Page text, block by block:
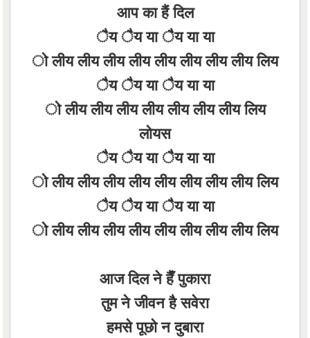
आप का हैं दिल
ैय ैय या ैय या या
ो लीय लीय लीय लीय लीय लीय लीय लीय लिय
ैय ैय या ैय या या
ो लीय लीय लीय लीय लीय लीय लीय लिय
लोयस
ैय ैय या ैय या या
ो लीय लीय लीय लीय लीय लीय लीय लीय लिय
ैय ैय या ैय या या
ो लीय लीय लीय लीय लीय लीय लीय लीय लिय
आज दिल ने हैँ पुकारा
तुम ने जीवन है सवेरा
हमसे पूछो न दुबारा